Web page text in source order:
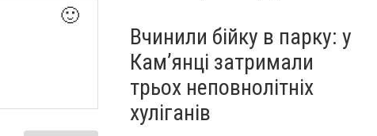
🙂
Вчинили бійку в парку: у
Кам’янці затримали
трьох неповнолітніх
хуліганів